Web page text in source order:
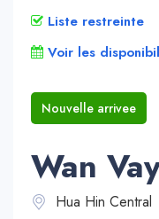
Liste restreinte
Voir les
Nouvelle arrivee
Wan
Hua Hin Central